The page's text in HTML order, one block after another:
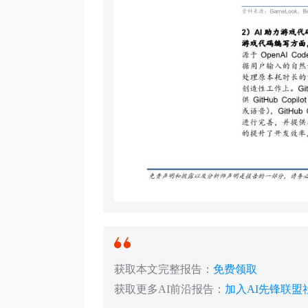
获取本文完整报告： 免费领取
获取更多AI前沿报告： 加入AI先锋联盟